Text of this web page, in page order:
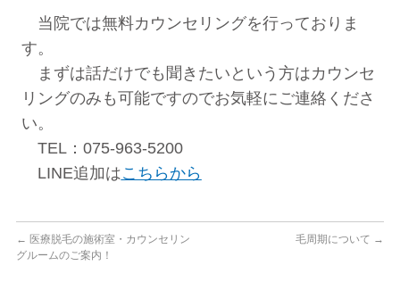
当院では無料カウンセリングを行っておりま
す。
まずは話だけでも聞きたいという方はカウンセ
リングのみも可能ですのでお気軽にご連絡くださ
い。
TEL：075-963-5200
LINE追加はこちらから
← 医療脱毛の施術室・カウンセリン
グルームのご案内！
毛周期について →